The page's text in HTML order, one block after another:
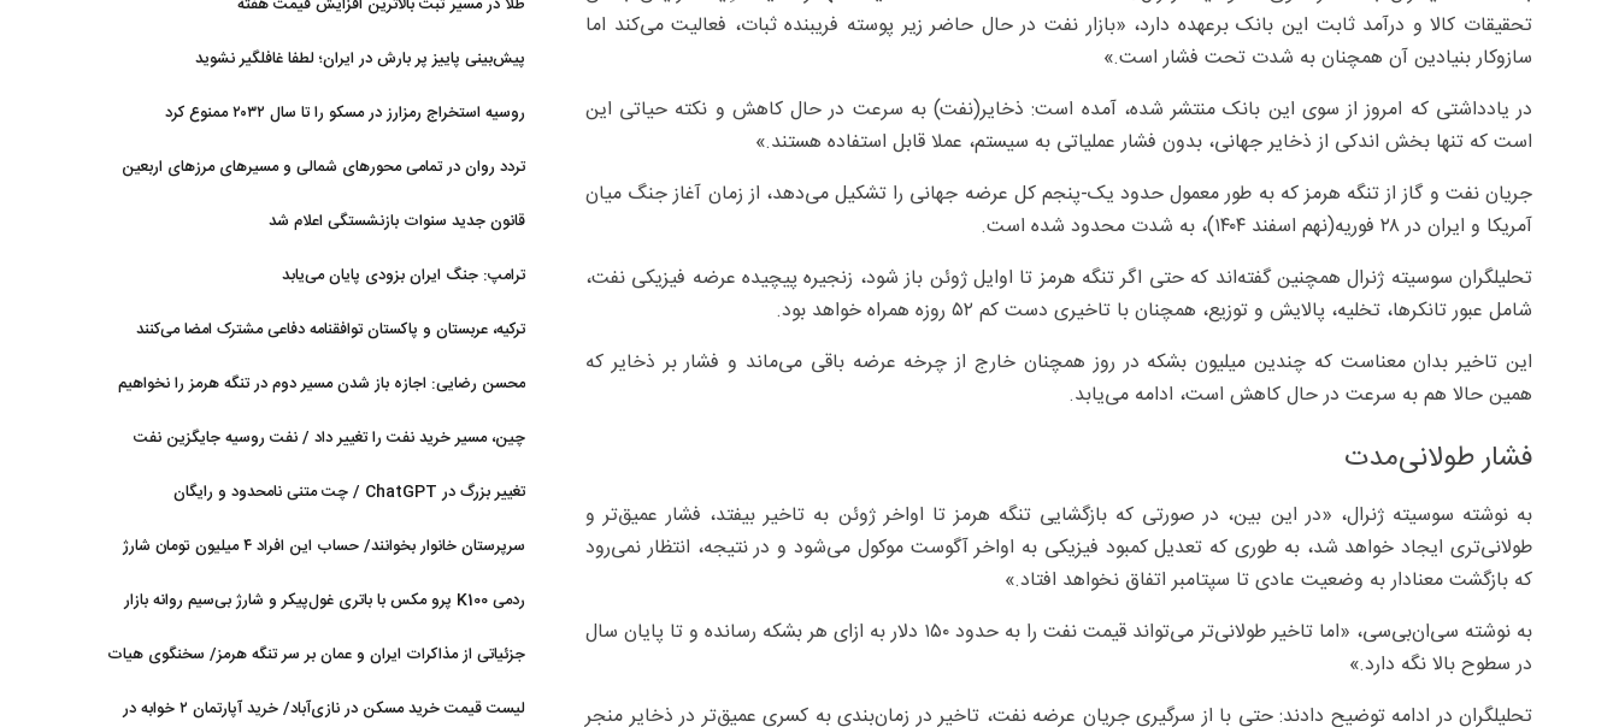
تحقیقات کالا و درآمد ثابت این بانک برعهده دارد، «بازار نفت در حال حاضر زیر پوسته‌ فریبنده ثبات، فعالیت می‌کند اما
سازوکار بنیادین آن همچنان به شدت تحت فشار است.»
در یادداشتی که امروز از سوی این بانک منتشر شده، آمده است: ذخایر(نفت) به سرعت در حال کاهش و نکته حیاتی این
است که تنها بخش اندکی از ذخایر جهانی، بدون فشار عملیاتی به سیستم، عملا قابل استفاده هستند.»
جریان نفت و گاز از تنگه هرمز که به طور معمول حدود یک-پنجم کل عرضه جهانی را تشکیل می‌دهد، از زمان آغاز جنگ میان
آمریکا و ایران در ۲۸ فوریه(نهم اسفند ۱۴۰۴)، به شدت محدود شده است.
تحلیلگران سوسیته ژنرال همچنین گفته‌اند که حتی اگر تنگه هرمز تا اوایل ژوئن باز شود، زنجیره پیچیده عرضه فیزیکی نفت،
شامل عبور تانکرها، تخلیه، پالایش و توزیع، همچنان با تاخیری دست کم ۵۲ روزه همراه خواهد بود.
این تاخیر بدان معناست که چندین میلیون بشکه در روز همچنان خارج از چرخه عرضه باقی می‌ماند و فشار بر ذخایر که
همین حالا هم به سرعت در حال کاهش است، ادامه می‌یابد.
فشار طولانی‌مدت
به نوشته سوسیته‌ ژنرال، «در این بین، در صورتی که بازگشایی تنگه هرمز تا اواخر ژوئن به تاخیر بیفتد، فشار عمیق‌تر و
طولانی‌تری ایجاد خواهد شد، به طوری که تعدیل کمبود فیزیکی به اواخر آگوست موکول می‌شود و در نتیجه، انتظار نمی‌رود
که بازگشت معنادار به وضعیت عادی تا سپتامبر اتفاق نخواهد افتاد.»
به نوشته سی‌ان‌بی‌سی، «اما تاخیر طولانی‌تر می‌تواند قیمت نفت را به حدود ۱۵۰ دلار به ازای هر بشکه رسانده و تا پایان سال
در سطوح بالا نگه دارد.»
تحلیلگران در ادامه توضیح دادند: حتی با از سرگیری جریان عرضه نفت، تاخیر در زمان‌بندی به کسری عمیق‌تر در ذخایر منجر
پیش‌بینی پاییز پر بارش در ایران؛ لطفا غافلگیر نشوید
روسیه استخراج رمزارز در مسکو را تا سال ۲۰۳۲ ممنوع کرد
تردد روان در تمامی محورهای شمالی و مسیرهای مرزهای اربعین
قانون جدید سنوات بازنشستگی اعلام شد
ترامپ: جنگ ایران بزودی پایان می‌یابد
ترکیه، عربستان و پاکستان توافقنامه دفاعی مشترک امضا می‌کنند
محسن رضایی: اجازه باز شدن مسیر دوم در تنگه هرمز را نخواهیم
چین، مسیر خرید نفت را تغییر داد / نفت روسیه جایگزین نفت
تغییر بزرگ در ChatGPT / چت متنی نامحدود و رایگان
سرپرستان خانوار بخوانند/ حساب این افراد ۴ میلیون تومان شارژ
ردمی K100 پرو مکس با باتری غول‌پیکر و شارژ بی‌سیم روانه بازار
جزئیاتی از مذاکرات ایران و عمان بر سر تنگه هرمز/ سخنگوی هیات
لیست قیمت خرید مسکن در نازی‌آباد/ خرید آپارتمان ۲ خوابه در